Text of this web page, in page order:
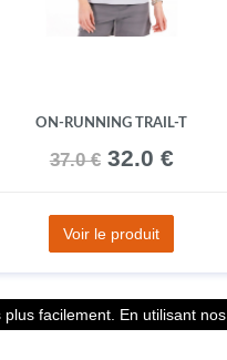
ON-RUNNING TRAIL-T
37.0 €32.0 €
Voir le produit
facilement. En utilisant